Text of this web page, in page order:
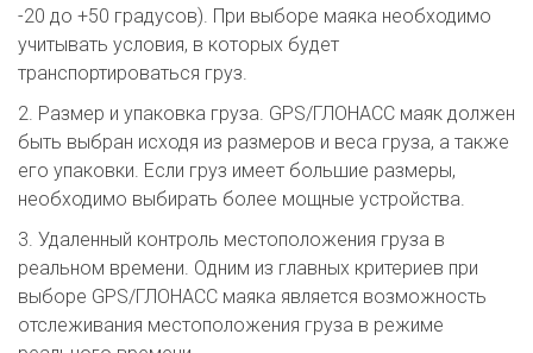
-20 до +50 градусов). При выборе маяка необходимо
учитывать условия, в которых будет
транспортироваться груз.
2. Размер и упаковка груза. GPS/ГЛОНАСС маяк должен
быть выбран исходя из размеров и веса груза, а также
его упаковки. Если груз имеет большие размеры,
необходимо выбирать более мощные устройства.
3. Удаленный контроль местоположения груза в
реальном времени. Одним из главных критериев при
выборе GPS/ГЛОНАСС маяка является возможность
отслеживания местоположения груза в режиме